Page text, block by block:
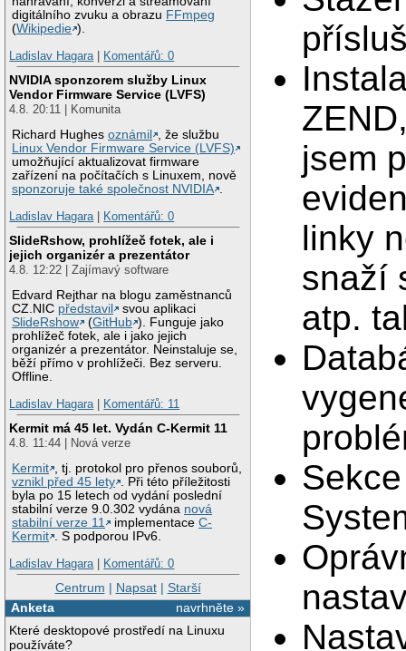
digitálního zvuku a obrazu FFmpeg
(Wikipedie ).
Ladislav Hagara| Komentářů: 0
NVIDIA sponzorem služby Linux
Vendor Firmware Service (LVFS)
4.8. 20:11 | Komunita
Richard Hughesoznámil
, že službu
Linux Vendor Firmware Service (LVFS)
umožňující aktualizovat firmware
zařízení na počítačích s Linuxem, nově
sponzoruje také společnost NVIDIA .
Ladislav Hagara| Komentářů: 0
SlideRshow, prohlížeč fotek, ale i
jejich organizér a prezentátor
4.8. 12:22 | Zajímavý software
Edvard Rejthar na blogu zaměstnanců
CZ.NIC představil
svou aplikaci
SlideRshow
(GitHub ). Funguje jako
prohlížeč fotek, ale i jako jejich
organizér a prezentátor. Neinstaluje se,
běží přímo v prohlížeči. Bez serveru.
Offline.
Ladislav Hagara| Komentářů: 11
Kermit má 45 let. Vydán C-Kermit 11
4.8. 11:44 | Nová verze
Kermit , tj. protokol pro přenos souborů,
vznikl před 45 lety . Při této příležitosti
byla po 15 letech od vydání poslední
stabilní verze 9.0.302 vydána nová
stabilní verze 11
implementaceC-
Kermit . S podporou IPv6.
Ladislav Hagara| Komentářů: 0
Centrum | Napsat| Starší
navrhněte »
Anketa
Které desktopové prostředí na Linuxu
používáte?
jsem
linky
snaží
atp.